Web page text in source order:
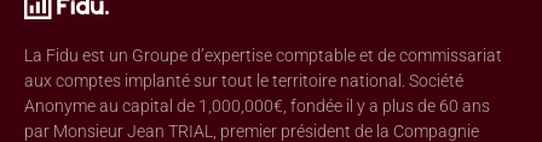
La Fidu est un Groupe d’expertise comptable et de commissariat
aux comptes implanté sur tout le territoire national. Société
Anonyme au capital de 1,000,000€, fondée il y a plus de 60 ans
par Monsieur Jean TRIAL, premier président de la Compagnie